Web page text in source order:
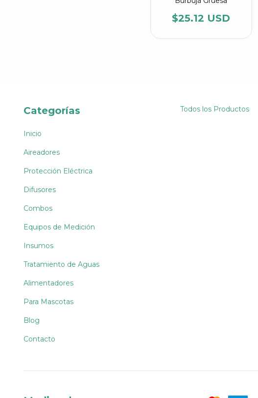
$25.12 USD
Categorías
Inicio
Aireadores
Protección Eléctrica
Difusores
Combos
Equipos de Medición
Insumos
Tratamiento de Aguas
Alimentadores
Para Mascotas
Blog
Contacto
Todos los Productos